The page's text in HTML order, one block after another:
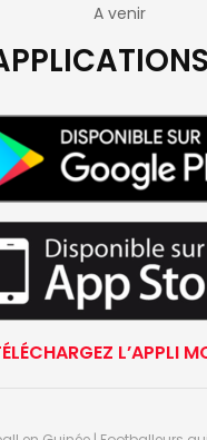
A venir
L’APPLI